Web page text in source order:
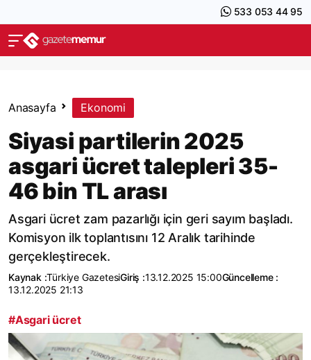
533 053 44 95
Anasayfa Ekonomi
Siyasi partilerin 2025
asgari ücret talepleri 35-
46 bin TL arası
Asgari ücret zam pazarlığı için geri sayım başladı.
Komisyon ilk toplantısını 12 Aralık tarihinde
gerçekleştirecek.
Kaynak :Türkiye GazetesiGiriş :13.12.2025 15:00Güncelleme :
13.12.2025 21:13
#Asgari ücret